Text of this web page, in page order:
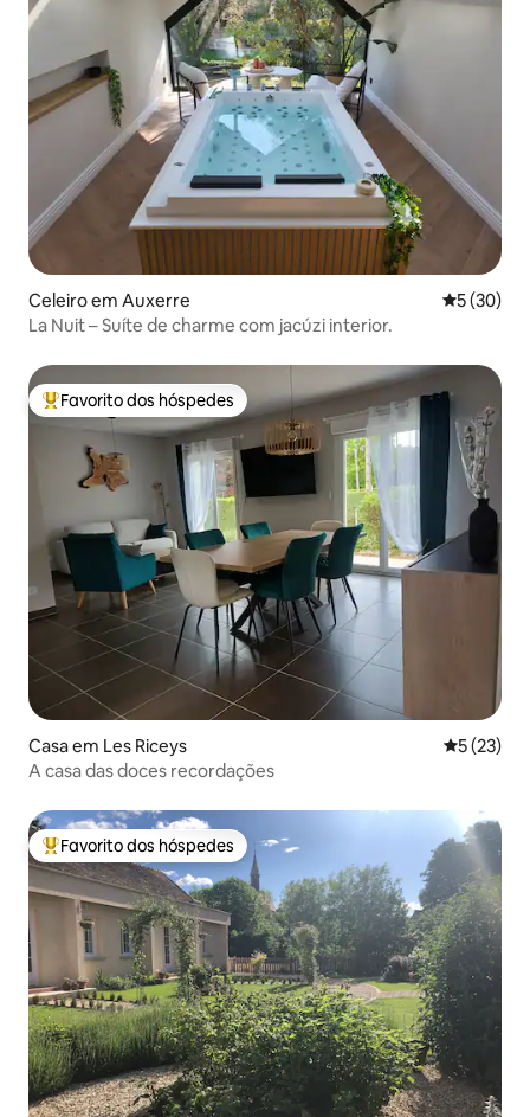
Celeiro em Auxerre
5 (30)
La Nuit – Suíte de charme com jacúzi interior.
Favoritos dos hóspedes mais apreciados
Favorito dos hóspedes
Casa em Les Riceys
5 (23)
A casa das doces recordações
Favoritos dos hóspedes mais apreciados
Favorito dos hóspedes